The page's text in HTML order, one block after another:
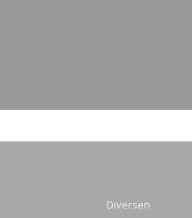
Diversen